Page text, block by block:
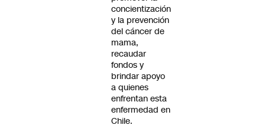
concientización
y la prevención
del cáncer de
mama,
recaudar
fondos y
brindar apoyo
a quienes
enfrentan esta
enfermedad en
Chile.